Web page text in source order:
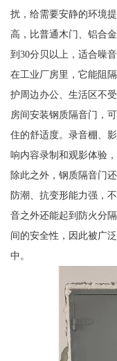
扰，给需要安静的环境
高，比普通木门、铝合
到30分贝以上，适合噪
在工业厂房里，它能阻
护周边办公、生活区不
房间安装钢质隔音门，
住的舒适度。录音棚、
响内容录制和观影体验
除此之外，钢质隔音门
防潮、抗变形能力强，
音之外还能起到防火分
间的安全性，因此被广
中。